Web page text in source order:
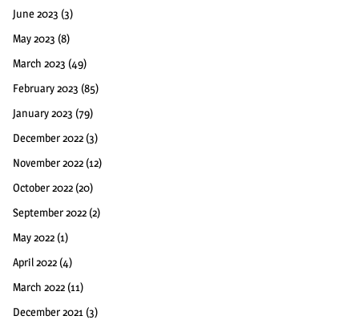
June 2023 (3)
May 2023 (8)
March 2023 (49)
February 2023 (85)
January 2023 (79)
December 2022 (3)
November 2022 (12)
October 2022 (20)
September 2022 (2)
May 2022 (1)
April 2022 (4)
March 2022 (11)
December 2021 (3)